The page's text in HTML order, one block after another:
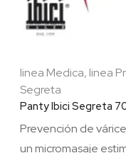
linea Medica, linea
Segreta
Panty Ibici Segreta
Prevención de
un micromasaje